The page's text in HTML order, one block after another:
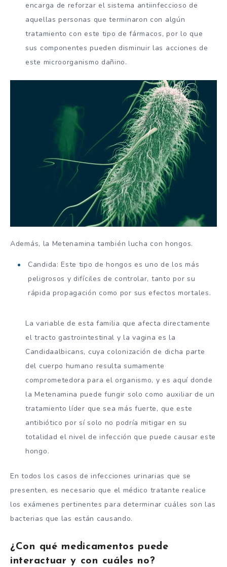
encarga de reforzar el sistema antiinfeccioso de
aquellas personas que terminaron con algún
tratamiento con este tipo de fármacos, por lo que
sus componentes pueden disminuir las acciones de
este microorganismo dañino.
Además, la Metenamina también lucha con hongos.
Candida: Este tipo de hongos es uno de los más
peligrosos y difíciles de controlar, tanto por su
rápida propagación como por sus efectos mortales.
La variable de esta familia que afecta directamente
el tracto gastrointestinal y la vagina es la
Candidaalbicans, cuya colonización de dicha parte
del cuerpo humano resulta sumamente
comprometedora para el organismo, y es aquí donde
la Metenamina puede fungir solo como auxiliar de un
tratamiento líder que sea más fuerte, que este
antibiótico por sí solo no podría mitigar en su
totalidad el nivel de infección que puede causar este
hongo.
En todos los casos de infecciones urinarias que se
presenten, es necesario que el médico tratante realice
los exámenes pertinentes para determinar cuáles son las
bacterias que las están causando.
¿Con qué medicamentos puede
interactuar y con cuáles no?